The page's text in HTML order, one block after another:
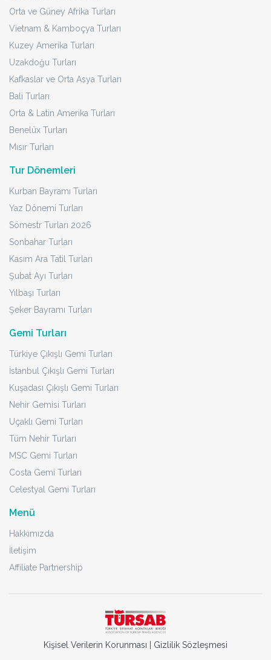
Orta ve Güney Afrika Turları
Vietnam & Kamboçya Turları
Kuzey Amerika Turları
Uzakdoğu Turları
Kafkaslar ve Orta Asya Turları
Bali Turları
Orta & Latin Amerika Turları
Benelüx Turları
Mısır Turları
Tur Dönemleri
Kurban Bayramı Turları
Yaz Dönemi Turları
Sömestr Turları 2026
Sonbahar Turları
Kasım Ara Tatil Turları
Şubat Ayı Turları
Yılbaşı Turları
Şeker Bayramı Turları
Gemi Turları
Türkiye Çıkışlı Gemi Turları
İstanbul Çıkışlı Gemi Turları
Kuşadası Çıkışlı Gemi Turları
Nehir Gemisi Turları
Uçaklı Gemi Turları
Tüm Nehir Turları
MSC Gemi Turları
Costa Gemi Turları
Celestyal Gemi Turları
Menü
Hakkımızda
İletişim
Affiliate Partnership
Kişisel Verilerin Korunması Gizlilik Sözleşmesi